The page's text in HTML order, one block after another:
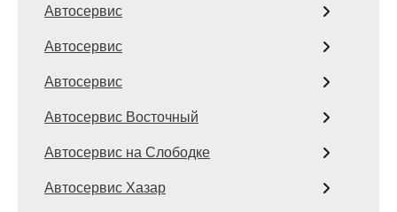
Автосервис
Автосервис
Автосервис
Автосервис Восточный
Автосервис на Слободке
Автосервис Хазар